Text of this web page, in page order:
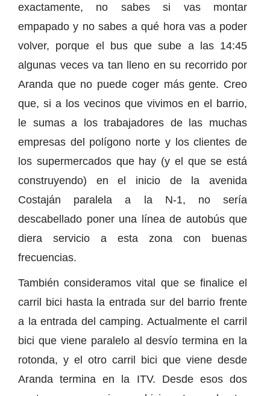
exactamente, no sabes si vas montar
empapado y no sabes a qué hora vas a poder
volver, porque el bus que sube a las 14:45
algunas veces va tan lleno en su recorrido por
Aranda que no puede coger más gente. Creo
que, si a los vecinos que vivimos en el barrio,
le sumas a los trabajadores de las muchas
empresas del polígono norte y los clientes de
los supermercados que hay (y el que se está
construyendo) en el inicio de la avenida
Costaján paralela a la N-1, no sería
descabellado poner una línea de autobús que
diera servicio a esta zona con buenas
frecuencias.
También consideramos vital que se finalice el
carril bici hasta la entrada sur del barrio frente
a la entrada del camping. Actualmente el carril
bici que viene paralelo al desvío termina en la
rotonda, y el otro carril bici que viene desde
Aranda termina en la ITV. Desde esos dos